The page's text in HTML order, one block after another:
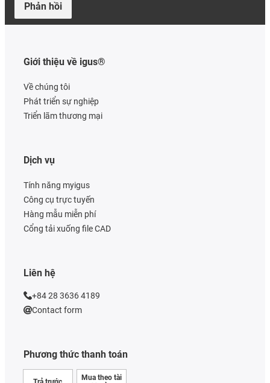
Phản hồi
Giới thiệu về igus®
Về chúng tôi
Phát triển sự nghiệp
Triển lãm thương mại
Phương thức thanh toán
Mua theo tài
Dịch vụ
Tính năng myigus
Công cụ trực tuyến
Hàng mẫu miễn phí
Cổng tải xuống file CAD
Liên hệ
+84 28 3636 4189
Contact form